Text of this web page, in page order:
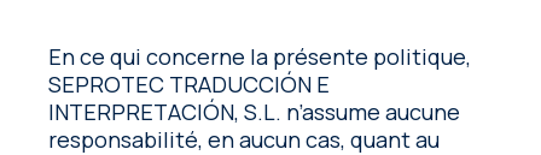
En ce qui concerne la présente politique,
SEPROTEC TRADUCCIÓN E
INTERPRETACIÓN, S.L. n’assume aucune
responsabilité, en aucun cas, quant au